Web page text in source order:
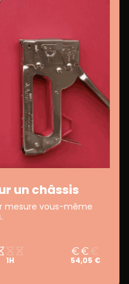
un châssis
mesure vous-même
1H 54,05 €